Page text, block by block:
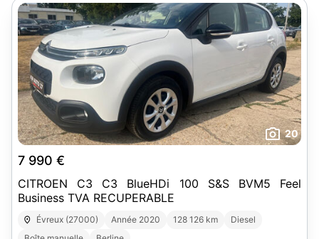
20
7 990 €
CITROEN C3 C3 BlueHDi 100 S&S BVM5 Feel
Business TVA RECUPERABLE
Évreux (27000) Année 2020 128 126 km
Diesel